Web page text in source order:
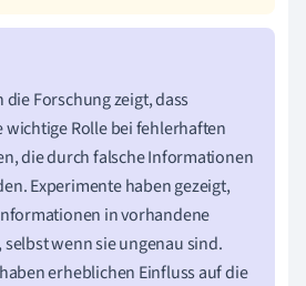
Forschung zeigt, dass
wichtige Rolle bei fehlerhaften
die durch falsche Informationen
Experimente haben gezeigt,
in vorhandene
wenn sie ungenau sind.
erheblichen Einfluss auf die